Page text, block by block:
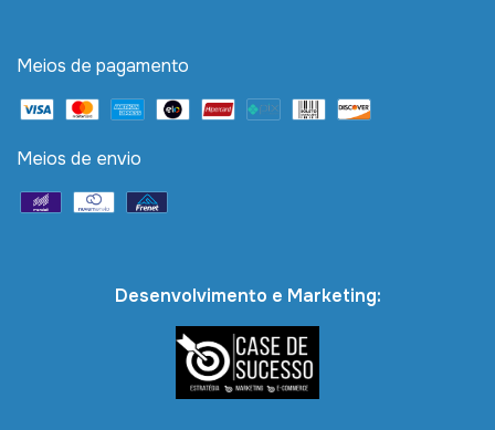
Meios de pagamento
Meios de envio
Desenvolvimento e Marketing: